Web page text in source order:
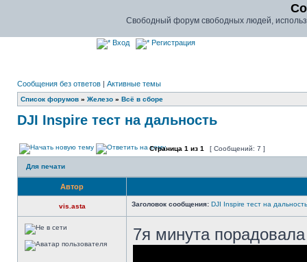
Свободный форум свободных людей,
Вход Регистрация
Сообщения без ответов | Активные темы
Список форумов » Железо » Всё в сборе
DJI Inspire тест на дальность
Страница 1 из 1 [ Сообщений: 7 ]
Для печати
Автор
vis.asta Заголовок сообщения: DJI Inspire тест на дальность
7я минута